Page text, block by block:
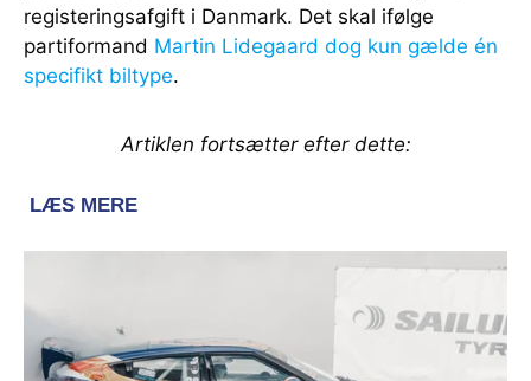
registeringsafgift i Danmark. Det skal ifølge
partiformand Martin Lidegaard dog kun gælde én
specifikt biltype.
Artiklen fortsætter efter dette: